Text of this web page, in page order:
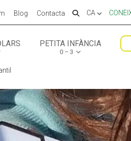
Blog Contacta CA
PETITA INFÀNCIA
0 – 3 FORMACIÓ
SUPORT TERCER